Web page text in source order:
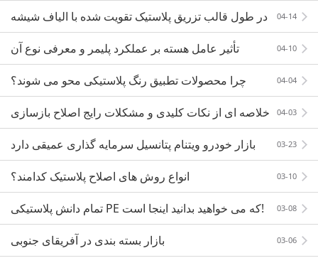
چیست؟
04-14
در طول قالب تزریق پلاستیک تقویت شده با الیاف شیشه
، الیاف شناور وجود دارد ، چند راه حل را به اشتراک
04-10 تأثیر عامل هسته بر عملکرد پلیمر و معرفی نوع آن
04-04 چرا محصولات تطبیق رنگ پلاستیکی محو می شوند؟
04-03
خلاصه ای از نکات کلیدی و مشکلات رایج اصلاح بازسازی
ABS
03-23 بازار خودرو ویتنام پتانسیل سرمایه گذاری عمیقی دارد
03-10 انواع روش های اصلاح پلاستیک کدامند؟
03-08 تمام دانش پلاستیکی PE که می خواهید بدانید اینجا است!
03-06 بازار بسته بندی در آفریقای جنوبی